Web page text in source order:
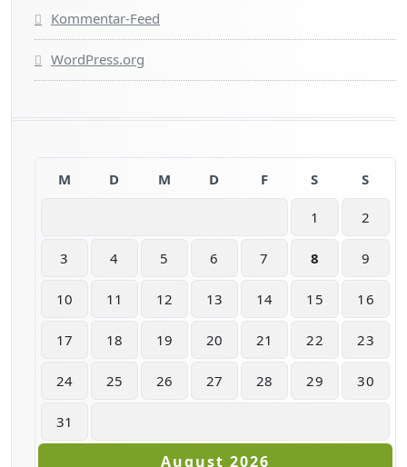
Kommentar-Feed
WordPress.org
August 2026
M D M D F S S
1 2
3 4 5 6 7 8 9
10 11 12 13 14 15 16
17 18 19 20 21 22 23
24 25 26 27 28 29 30
31